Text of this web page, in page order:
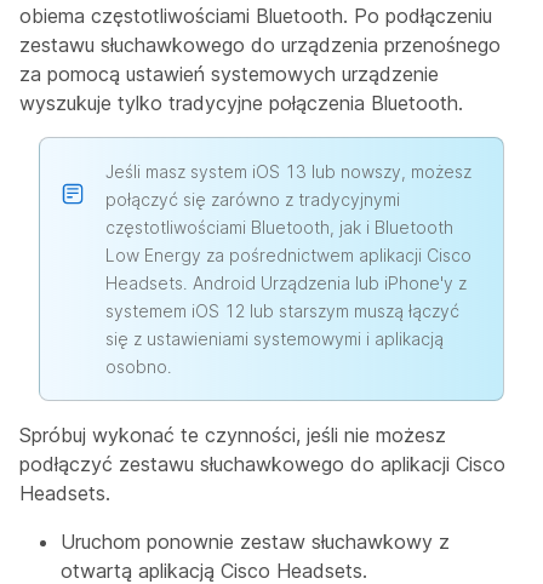
obiema częstotliwościami Bluetooth. Po podłączeniu
zestawu słuchawkowego do urządzenia przenośnego
za pomocą ustawień systemowych urządzenie
wyszukuje tylko tradycyjne połączenia Bluetooth.
Jeśli masz system iOS 13 lub nowszy, możesz
połączyć się zarówno z tradycyjnymi
częstotliwościami Bluetooth, jak i Bluetooth
Low Energy za pośrednictwem aplikacji Cisco
Headsets. Android Urządzenia lub iPhone'y z
systemem iOS 12 lub starszym muszą łączyć
się z ustawieniami systemowymi i aplikacją
osobno.
Spróbuj wykonać te czynności, jeśli nie możesz
podłączyć zestawu słuchawkowego do aplikacji Cisco
Headsets.
Uruchom ponownie zestaw słuchawkowy z
otwartą aplikacją Cisco Headsets.